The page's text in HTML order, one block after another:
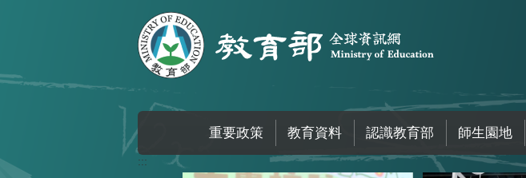
重要政策 教育資料 認識教育部 師生園地
:::